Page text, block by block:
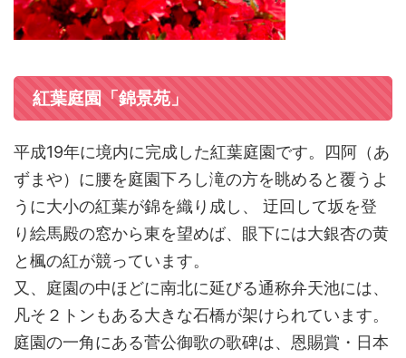
紅葉庭園「錦景苑」
平成19年に境内に完成した紅葉庭園です。四阿（あ
ずまや）に腰を庭園下ろし滝の方を眺めると覆うよ
うに大小の紅葉が錦を織り成し、 迂回して坂を登
り絵馬殿の窓から東を望めば、眼下には大銀杏の黄
と楓の紅が競っています。
又、庭園の中ほどに南北に延びる通称弁天池には、
凡そ２トンもある大きな石橋が架けられています。
庭園の一角にある菅公御歌の歌碑は、恩賜賞・日本